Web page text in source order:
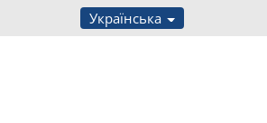
Українська